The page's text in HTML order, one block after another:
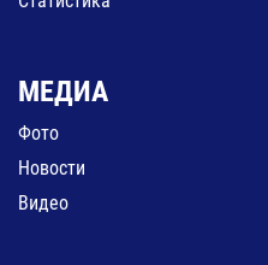
МЕДИА
Фото
Новости
Видео